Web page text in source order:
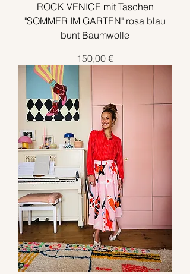
ROCK VENICE mit Taschen
"SOMMER IM GARTEN" rosa blau
bunt Baumwolle
Preis
150,00 €